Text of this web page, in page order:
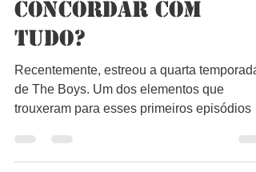
Bruno Lago
Precisa mesmo
concordar com
tudo?